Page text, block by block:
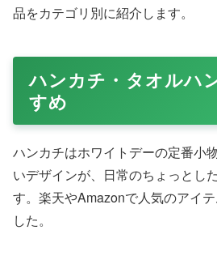
品をカテゴリ別に紹介します。
ハンカチ・タオルハ
すめ
ハンカチはホワイトデーの定番小
いデザインが、日常のちょっとし
す。楽天やAmazonで人気のアイ
した。